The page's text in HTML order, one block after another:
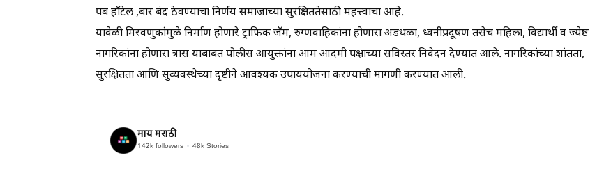
पब हाँटेल ,बार बंद ठेवण्याचा निर्णय समाजाच्या सुरक्षिततेसाठी महत्त्वाचा आहे.
यावेळी मिरवणुकांमुळे निर्माण होणारे ट्राफिक जॅम, रुग्णवाहिकांना होणारा अडथळा, ध्वनीप्रदूषण तसेच महिला, विद्यार्थी व ज्येष्ठ
नागरिकांना होणारा त्रास याबाबत पोलीस आयुक्तांना आम आदमी पक्षाच्या सविस्तर निवेदन देण्यात आले. नागरिकांच्या शांतता,
सुरक्षितता आणि सुव्यवस्थेच्या दृष्टीने आवश्यक उपाययोजना करण्याची मागणी करण्यात आली.
माय मराठी
142k followers 48k Stories